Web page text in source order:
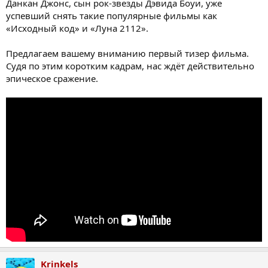
Данкан Джонс, сын рок-звезды Дэвида Боуи, уже
успевший снять такие популярные фильмы как
«Исходный код» и «Луна 2112».
Предлагаем вашему вниманию первый тизер фильма.
Судя по этим коротким кадрам, нас ждёт действительно
эпическое сражение.
Krinkels